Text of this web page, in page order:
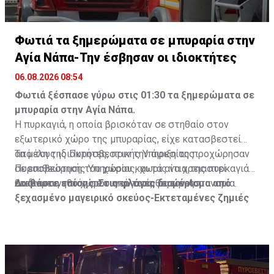
Φωτιά τα ξημερώματα σε μπυραρία στην
Αγία Νάπα-Την έσβησαν οι ιδιοκτήτες
06.08.2026 08:54
Φωτιά ξέσπασε γύρω στις 01:30 τα ξημερώματα σε
μπυραρία στην Αγία Νάπα.
Η πυρκαγιά, η οποία βρισκόταν σε στηθαίο στον
εξωτερικό χώρο της μπυραρίας, είχε κατασβεστεί
από τους ιδιοκτήτες, πριν την άφιξη της
Πυροσβεστικής Υπηρεσίας, χωρίς να χρειαστεί
εκκένωση του χώρου από τους θαμώνες.
Τα μέλη της Πυροσβεστικής Υπηρεσίας προχώρησαν
σε επιθεώρηση του χώρου και τα αίτια της πυρκαγιάς
θα διερευνηθούν σε συνεργασία με την Αστυνομία.
Διαβάστε επίσης:Στις φλόγες διαμέρισμα από
ξεχασμένο μαγειρικό σκεύος-Εκτεταμένες ζημιές